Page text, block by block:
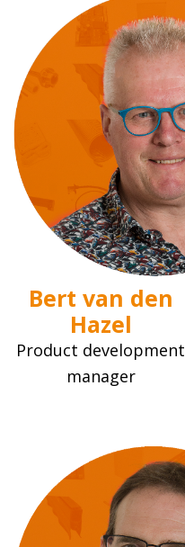
Bert van den
Hazel
Product development
manager